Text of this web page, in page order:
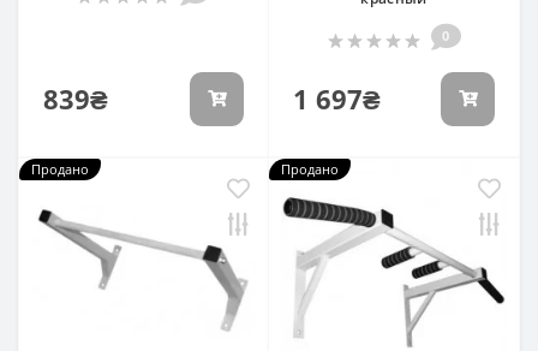
839₴
0
1 697₴
Продано Продано